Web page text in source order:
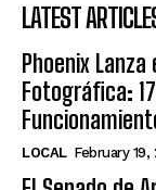
LATEST
Phoenix
Fotográfica:
LOCAL February 19,